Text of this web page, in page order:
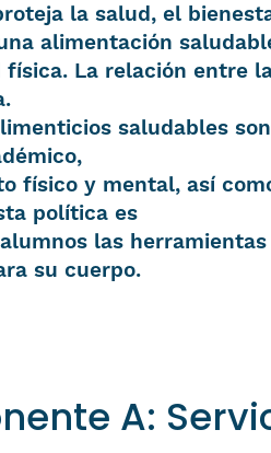
la salud, el
alimentación
La relación entre
saludables
físico y mental, así
política es
las
su cuerpo.
A: